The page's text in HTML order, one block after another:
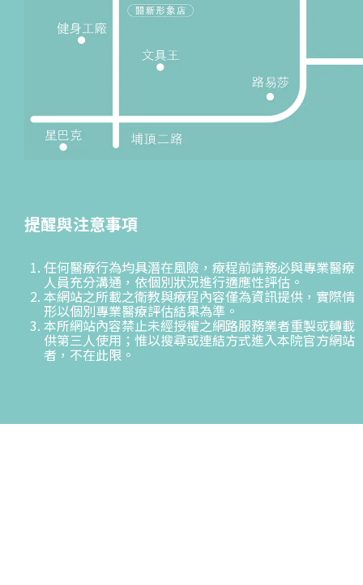
提醒與注意事項
任何醫療行為均具潛在風險，療程前請務必與專業醫療
人員充分溝通，依個別狀況進行適應性評估。
本網站之所載之衛教與療程內容僅為資訊提供，實際情
形以個別專業醫療評估結果為準。
本所網站內容禁止未經授權之網路服務業者重製或轉載
供第三人使用；惟以搜尋或連結方式進入本院官方網站
者，不在此限。